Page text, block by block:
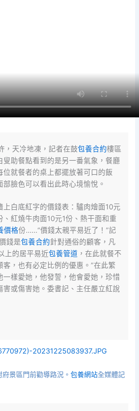
，天冷地凍，記者在鼓包養合約樓區
叟助餐點看到的是另一番氣象，餐廳
位就餐者的桌上都擺放著可口的飯
臉色可以看出此時心境愉悅。
上白底紅字的價錢表：驢肉燴面10元
、紅燒牛肉面10元1份、熱干面和重
價格份……“價錢太親平易近了！”記
錢是包養合約針對通俗的顧客，凡
上的居平易近包養管道 ，在此就餐不
客，也有必定比例的優惠。”在此繁
一樣愛她，他發誓，他會愛她，珍惜
害或傷害她。委書記、主任嚴立紅說
景區門前勸導路況。 包養網站全媒體記